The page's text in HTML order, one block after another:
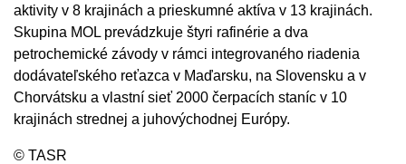
aktivity v 8 krajinách a prieskumné aktíva v 13 krajinách.
Skupina MOL prevádzkuje štyri rafinérie a dva
petrochemické závody v rámci integrovaného riadenia
dodávateľského reťazca v Maďarsku, na Slovensku a v
Chorvátsku a vlastní sieť 2000 čerpacích staníc v 10
krajinách strednej a juhovýchodnej Európy.
© TASR